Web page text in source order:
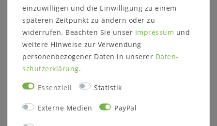
Weitere Informationen zum
Programm:
Holzart:
Kiefer weiß lasiert (Holzmaserung sichtbar)
sich an die jeweiligen Umgebungsbedingungen
Farbveränderungen und Rissbildungen
einzuwilligen und die Einwilligung zu einem
späteren Zeitpunkt zu ändern oder zu
widerrufen. Beachten Sie unser Impressum und
weitere Hinweise zur Verwendung
personenbezogener Daten in unserer Daten­
schutz­erklärung.
Essenziell Statistik
Externe Medien PayPal